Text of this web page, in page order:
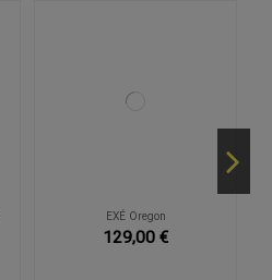
EXÉ Oregon
129,00 €